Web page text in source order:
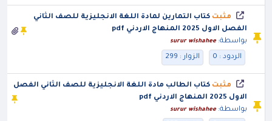
مثبت كتاب التمارين لمادة اللغة الانجليزية للصف الثاني
الفصل الاول 2025 المنهاج الاردني pdf
بواسطة:surur wishahee
الردود : 0 الزوار : 299
مثبت كتاب الطالب مادة اللغة الانجليزية للصف الثاني الفصل
الاول 2025 المنهاج الاردني pdf
بواسطة:surur wishahee